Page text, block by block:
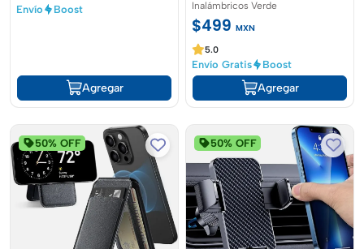
Envío Boost
Agregar
Inalámbricos Verde
$499 MXN
5.0
Envío Gratis Boost
Agregar
50% OFF 50% OFF